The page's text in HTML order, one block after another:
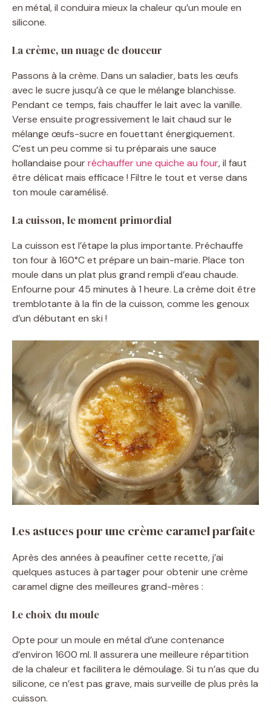
en métal, il conduira mieux la chaleur qu’un moule en
silicone.
La crème, un nuage de douceur
Passons à la crème. Dans un saladier, bats les œufs
avec le sucre jusqu’à ce que le mélange blanchisse.
Pendant ce temps, fais chauffer le lait avec la vanille.
Verse ensuite progressivement le lait chaud sur le
mélange œufs-sucre en fouettant énergiquement.
C’est un peu comme si tu préparais une sauce
hollandaise pourréchauffer une quiche au four, il faut
être délicat mais efficace ! Filtre le tout et verse dans
ton moule caramélisé.
La cuisson, le moment primordial
La cuisson est l’étape la plus importante. Préchauffe
ton four à 160°C et prépare un bain-marie. Place ton
moule dans un plat plus grand rempli d’eau chaude.
Enfourne pour 45 minutes à 1 heure. La crème doit être
tremblotante à la fin de la cuisson, comme les genoux
d’un débutant en ski !
Les astuces pour une crème caramel parfaite
Après des années à peaufiner cette recette, j’ai
quelques astuces à partager pour obtenir une crème
caramel digne des meilleures grand-mères :
Le choix du moule
Opte pour un moule en métal d’une contenance
d’environ 1600 ml. Il assurera une meilleure répartition
de la chaleur et facilitera le démoulage. Si tu n’as que du
silicone, ce n’est pas grave, mais surveille de plus près la
cuisson.